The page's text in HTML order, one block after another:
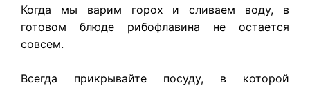
Когда мы варим горох и сливаем воду, в
готовом блюде рибофлавина не остается
совсем.
Всегда прикрывайте посуду, в которой